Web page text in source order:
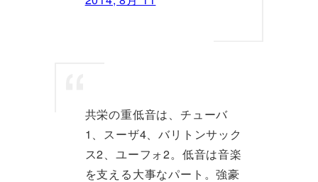
共栄の重低音は、チューバ
1、スーザ4、バリトンサック
ス2、ユーフォ2。低音は音楽
を支える大事なパート。強豪